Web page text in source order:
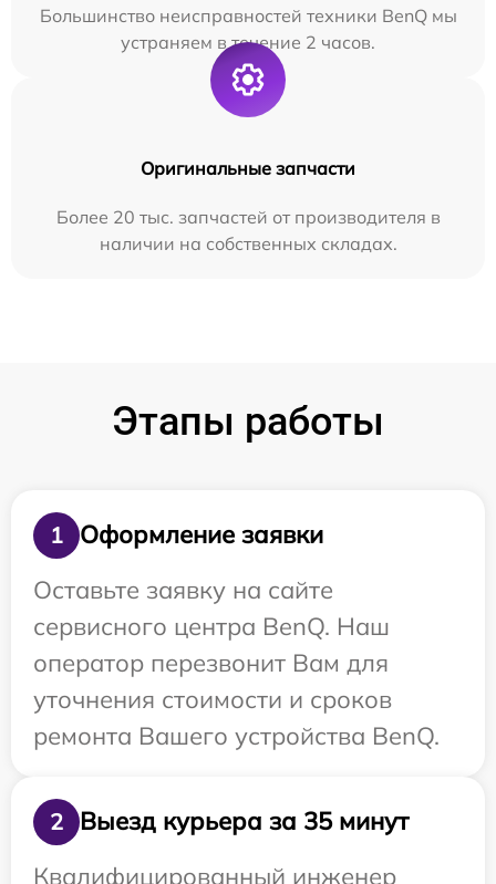
Большинство неисправностей техники BenQ мы
устраняем в течение 2 часов.
Оригинальные запчасти
Более 20 тыс. запчастей от производителя в
наличии на собственных складах.
Этапы работы
1
Оформление заявки
Оставьте заявку на сайте
сервисного центра BenQ. Наш
оператор перезвонит Вам для
уточнения стоимости и сроков
ремонта Вашего устройства BenQ.
2
Выезд курьера за 35 минут
Квалифицированный инженер